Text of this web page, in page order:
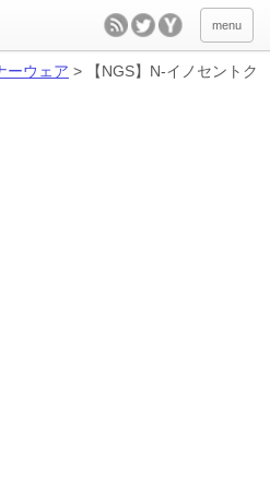
menu
ーウェア >
【NGS】N-イノセントク